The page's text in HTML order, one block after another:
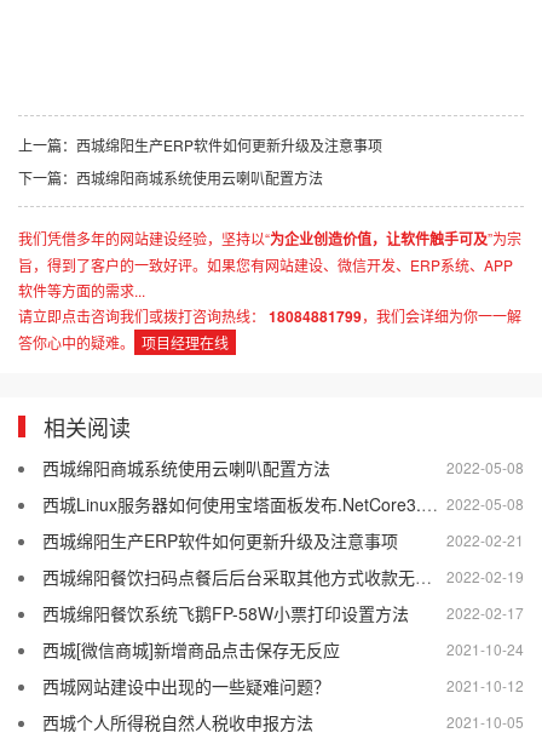
上一篇：西城绵阳生产ERP软件如何更新升级及注意事项
下一篇：西城绵阳商城系统使用云喇叭配置方法
我们凭借多年的网站建设经验，坚持以“为企业创造价值，让软件触手可及”为宗
旨，得到了客户的一致好评。如果您有网站建设、微信开发、ERP系统、APP
软件等方面的需求...
请立即点击咨询我们或拨打咨询热线：
18084881799，我们会详细为你一一解
答你心中的疑难。
项目经理在线
相关阅读
2022-05-08
西城绵阳商城系统使用云喇叭配置方法
2022-05-08
西城Linux服务器如何使用宝塔面板发布.NetCore3.1程序
2022-02-21
西城绵阳生产ERP软件如何更新升级及注意事项
2022-02-19
西城绵阳餐饮扫码点餐后后台采取其他方式收款无反应
2022-02-17
西城绵阳餐饮系统飞鹅FP-58W小票打印设置方法
2021-10-24
西城[微信商城]新增商品点击保存无反应
2021-10-12
西城网站建设中出现的一些疑难问题？
2021-10-05
西城个人所得税自然人税收申报方法